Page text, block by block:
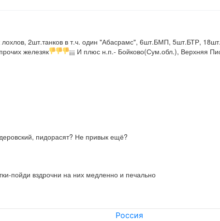
2шт.танков в т.ч. один "Абасрамс", 6шт.БМП, 5шт.БТР,
железяк
¡¡¡ И плюс н.п.- Бойково(Сум.обл.), Верхняя
пидорасят? Не привык ещё?
пойди вздрочни на них медленно и печально
Россия